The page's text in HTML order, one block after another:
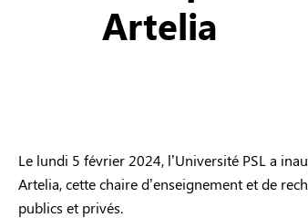
Artelia
Le lundi 5 février 2024, l’Université PSL a
Artelia, cette chaire d’enseignement et de
publics et privés.